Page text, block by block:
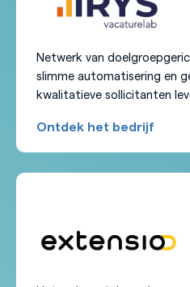
Netwerk van
slimme automatisering en
kwalitatieve sollicitanten
Ontdek het bedrijf